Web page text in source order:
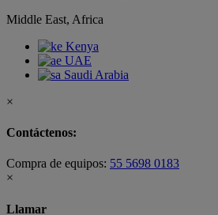
Middle East, Africa
Kenya
UAE
Saudi Arabia
×
Contáctenos:
Compra de equipos: 55 5698 0183
×
Llamar